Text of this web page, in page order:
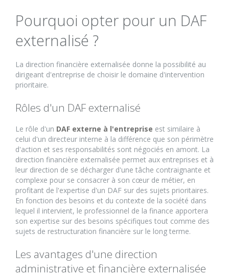
Pourquoi opter pour un DAF
externalisé ?
La direction financière externalisée donne la possibilité au
dirigeant d'entreprise de choisir le domaine d'intervention
prioritaire.
Rôles d'un DAF externalisé
Le rôle d'un DAF externe à l'entreprise est similaire à
celui d'un directeur interne à la différence que son périmètre
d'action et ses responsabilités sont négociés en amont. La
direction financière externalisée permet aux entreprises et à
leur direction de se décharger d'une tâche contraignante et
complexe pour se consacrer à son cœur de métier, en
profitant de l'expertise d'un DAF sur des sujets prioritaires.
En fonction des besoins et du contexte de la société dans
lequel il intervient, le professionnel de la finance apportera
son expertise sur des besoins spécifiques tout comme des
sujets de restructuration financière sur le long terme.
Les avantages d'une direction
administrative et financière externalisée